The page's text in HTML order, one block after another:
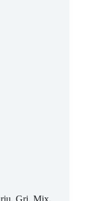
Gri, Mix.